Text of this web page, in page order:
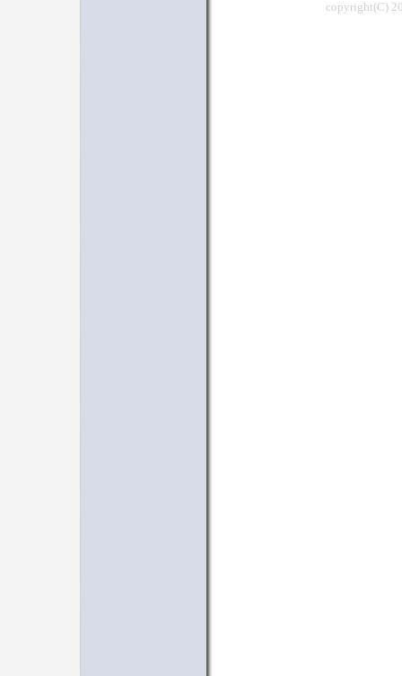
copyright(C)